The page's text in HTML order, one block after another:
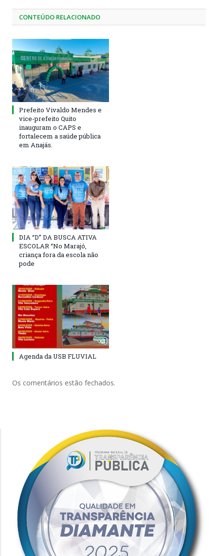
CONTEÚDO RELACIONADO
Prefeito Vivaldo Mendes e
vice-prefeito Quito
inauguram o CAPS e
fortalecem a saúde pública
em Anajás.
DIA “D” DA BUSCA ATIVA
ESCOLAR “No Marajó,
criança fora da escola não
pode
Agenda da USB FLUVIAL
Os comentários estão fechados.